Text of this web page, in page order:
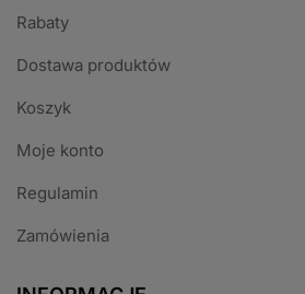
Rabaty
Dostawa produktów
Koszyk
Moje konto
Regulamin
Zamówienia